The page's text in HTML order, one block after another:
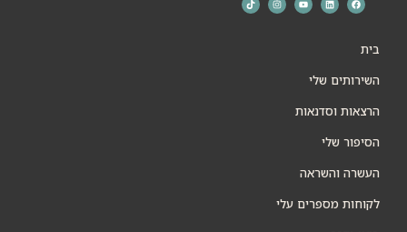
בית
השירותים שלי
הרצאות וסדנאות
הסיפור שלי
העשרה והשראה
לקוחות מספרים עלי